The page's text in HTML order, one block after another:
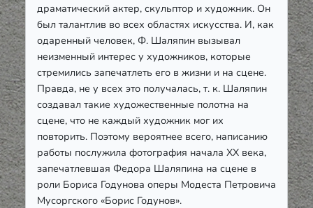
драматический актер, скульптор и художник. Он
был талантлив во всех областях искусства. И, как
одаренный человек, Ф. Шаляпин вызывал
неизменный интерес у художников, которые
стремились запечатлеть его в жизни и на сцене.
Правда, не у всех это получалась, т. к. Шаляпин
создавал такие художественные полотна на
сцене, что не каждый художник мог их
повторить. Поэтому вероятнее всего, написанию
работы послужила фотография начала ХХ века,
запечатлевшая Федора Шаляпина на сцене в
роли Бориса Годунова оперы Модеста Петровича
Мусоргского «Борис Годунов».